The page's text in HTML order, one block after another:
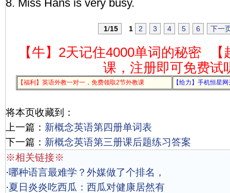
8. Miss Hans is very busy.
1/15 1 2 3 4 5 6 下一
【牛】2天记住4000单词的秘密
课，注册即可免费试
【福利】英语外教一对一，免费领取2节外教课 【给力】手机恒星
将本页收藏到：
上一篇： 新概念英语第四册单词表
下一篇： 新概念英语第三册课后题练习答案
※相关链接※
·哪种语言最难学？外媒做了个排名，
·夏日炎炎吃西瓜：西瓜对健康居然有